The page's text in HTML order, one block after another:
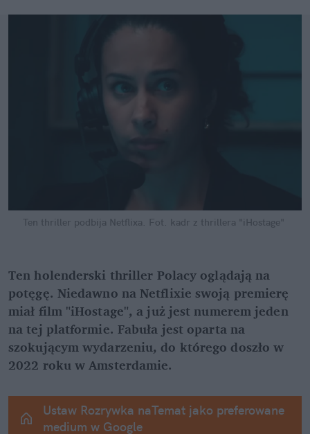
Ten thriller podbija Netflixa. Fot. kadr z thrillera "iHostage"
Ten holenderski thriller Polacy oglądają na
potęgę. Niedawno na Netflixie swoją premierę
miał film "iHostage", a już jest numerem jeden
na tej platformie. Fabuła jest oparta na
szokującym wydarzeniu, do którego doszło w
2022 roku w Amsterdamie.
Ustaw Rozrywka naTemat jako preferowane
medium w Google